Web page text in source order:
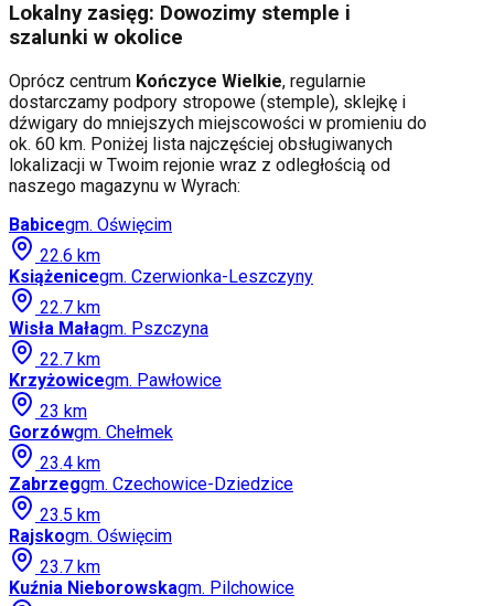
Lokalny zasięg: Dowozimy stemple i
szalunki w okolice
Oprócz centrum Kończyce Wielkie, regularnie
dostarczamy podpory stropowe (stemple), sklejkę i
dźwigary do mniejszych miejscowości w promieniu do
ok. 60 km. Poniżej lista najczęściej obsługiwanych
lokalizacji w Twoim rejonie wraz z odległością od
naszego magazynu w Wyrach:
Babicegm. Oświęcim
22.6 km
Książenicegm. Czerwionka-Leszczyny
22.7 km
Wisła Małagm. Pszczyna
22.7 km
Krzyżowicegm. Pawłowice
23 km
Gorzówgm. Chełmek
23.4 km
Zabrzeggm. Czechowice-Dziedzice
23.5 km
Rajskogm. Oświęcim
23.7 km
Kuźnia Nieborowskagm. Pilchowice